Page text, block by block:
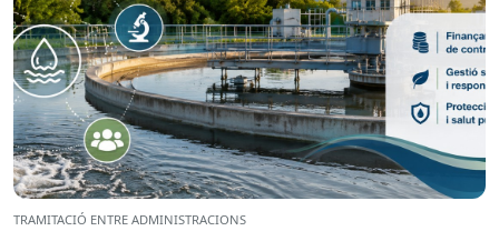
TRAMITACIÓ ENTRE ADMINISTRACIONS